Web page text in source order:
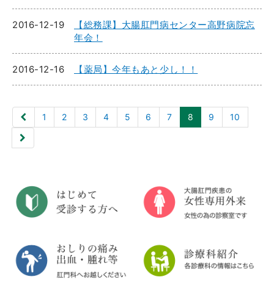
2016-12-19
【総務課】大腸肛門病センター高野病院忘
年会！
2016-12-16 【薬局】今年もあと少し！！
1 2 3 4 5 6 7 8 9 10